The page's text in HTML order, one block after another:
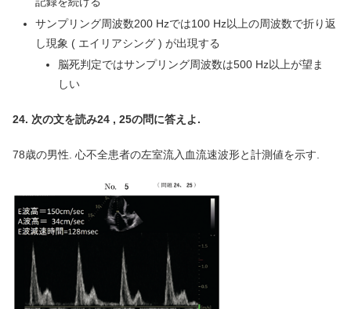
サンプリング周波数200 Hzでは100 Hz以上の周波数で折り返
し現象 ( エイリアシング ) が出現する
脳死判定ではサンプリング周波数は500 Hz以上が望ま
しい
24. 次の文を読み24 , 25の問に答えよ.
78歳の男性. 心不全患者の左室流入血流速波形と計測値を示す.